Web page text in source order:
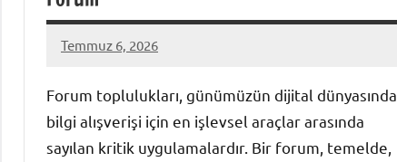
Temmuz 6, 2026
admin
Yorum
Forum toplulukları, günümüzün dijital dünyasında
bilgi alışverişi için en işlevsel araçlar arasında
sayılan kritik uygulamalardır. Bir forum, temelde,